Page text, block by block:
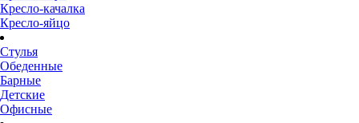
Кресло-качалка
Кресло-яйцо
Стулья
Обеденные
Барные
Детские
Офисные